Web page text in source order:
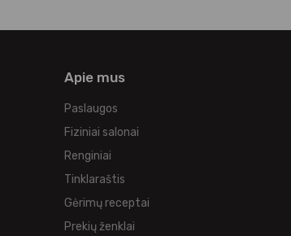
Apie mus
Paslaugos
Fiziniai salonai
Renginiai
Tinklaraštis
Gėrimų receptai
Prekių ženklai